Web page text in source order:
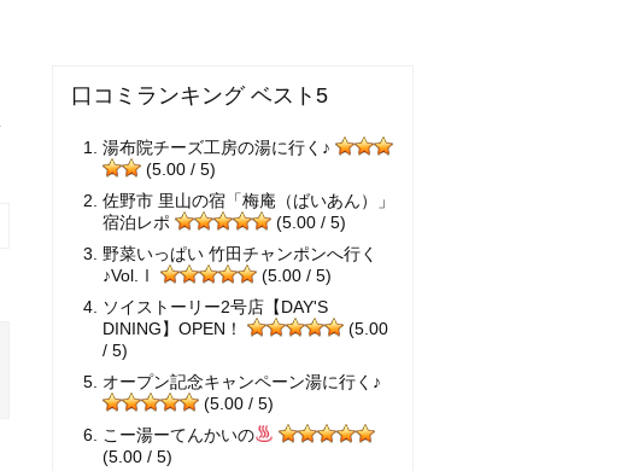
口コミランキング ベスト5
湯布院チーズ工房の湯に行く♪
(5.00 / 5)
佐野市 里山の宿「梅庵（ばいあん）」
宿泊レポ
(5.00 / 5)
野菜いっぱい 竹田チャンポンへ行く
♪Vol.Ⅰ
(5.00 / 5)
ソイストーリー2号店【DAY'S
DINING】OPEN！
(5.00
/ 5)
オープン記念キャンペーン湯に行く♪
(5.00 / 5)
こー湯ーてんかいの
(5.00 / 5)